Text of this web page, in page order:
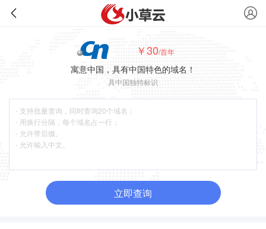
￥30/首年
寓意中国，具有中国特色的域名！
具中国独特标识
立即查询